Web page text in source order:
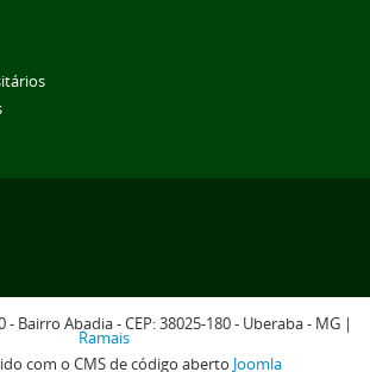
- Bairro Abadia - CEP: 38025-180 - Uberaba - MG |
Ramais
com o CMS de código aberto Joomla